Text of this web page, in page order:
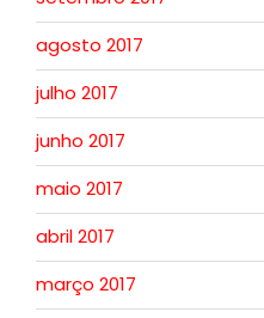
agosto 2017
julho 2017
junho 2017
maio 2017
abril 2017
março 2017